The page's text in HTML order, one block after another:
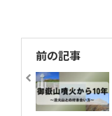
前の記事